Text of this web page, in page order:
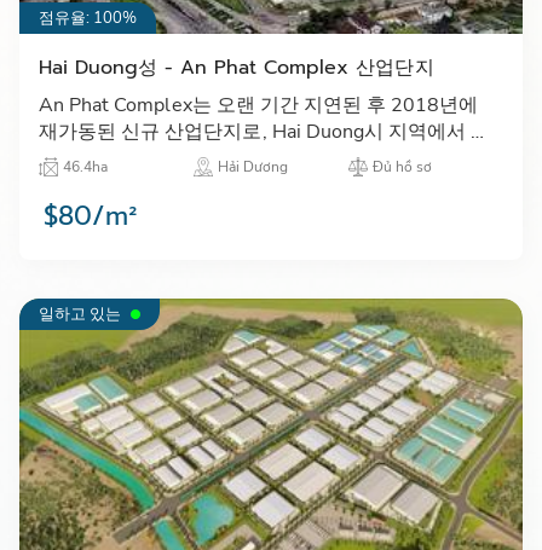
점유율: 100%
Hai Duong성 - An Phat Complex 산업단지
An Phat Complex는 오랜 기간 지연된 후 2018년에
재가동된 신규 산업단지로, Hai Duong시 지역에서 산
업 투자 유치의 중심지로 자리 잡고 있다.…
46.4ha Hải Dương Đủ hồ sơ
$80/m²
일하고 있는